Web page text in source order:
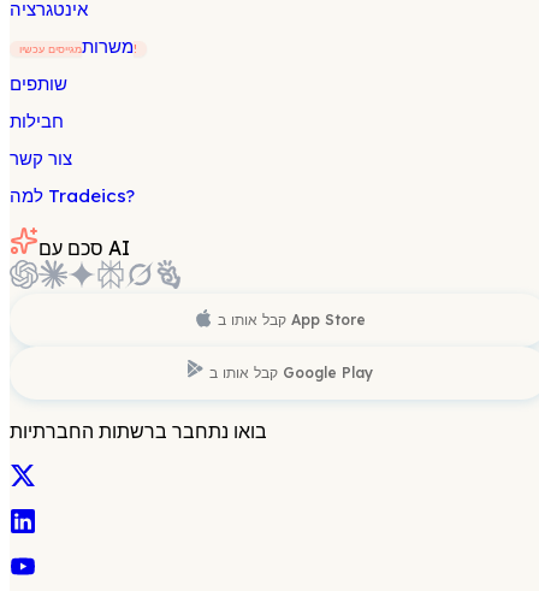
אינטגרציה
משרותמגייסים עכשיו!
שותפים
חבילות
צור קשר
למה Tradeics?
סכם עם AI
קבל אותו ב App Store
קבל אותו ב Google Play
בואו נתחבר ברשתות החברתיות